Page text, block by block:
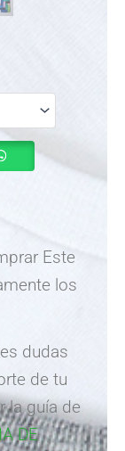
Este
los
dudas
de tu
la guía de
DE